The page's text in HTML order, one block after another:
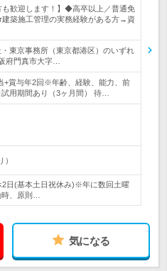
も歓迎します！】◆高卒以上／普通免
築施工管理の実務経験がある方→資
・東京事務所（東京都港区）のいずれ
府門真市大字…
+賞与年2回※年齢、経験、能力、前
用期間あり（3ヶ月間） 待…
日(基本土日祝休み)※年に数回土曜
、原則…
気になる